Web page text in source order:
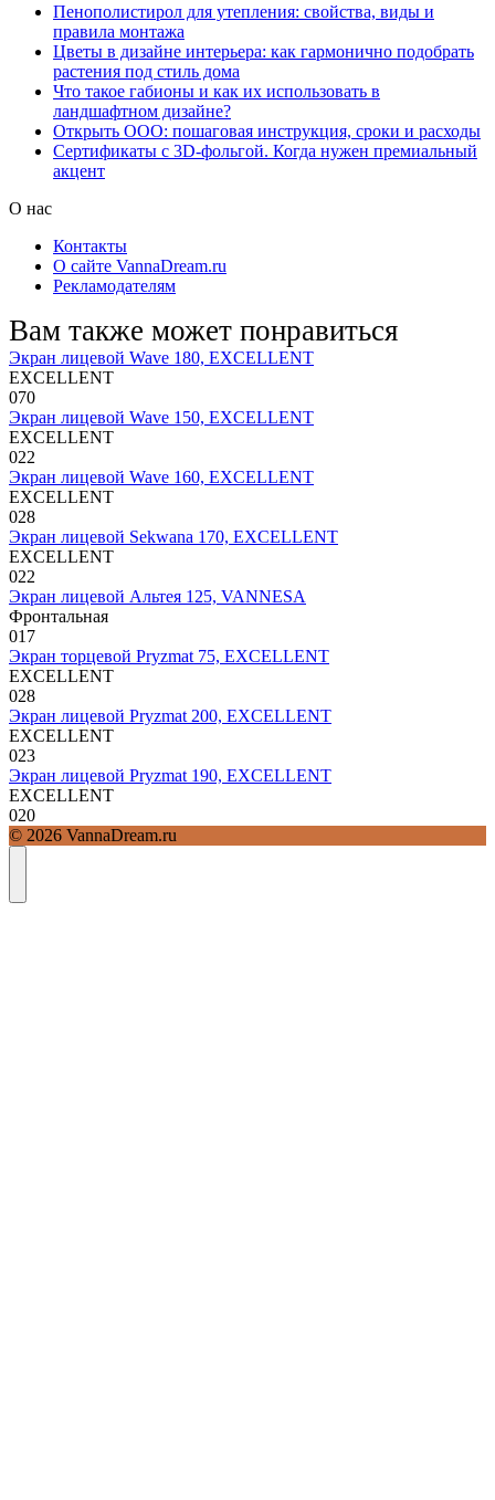
Пенополистирол для утепления: свойства, виды и
правила монтажа
Цветы в дизайне интерьера: как гармонично подобрать
растения под стиль дома
Что такое габионы и как их использовать в
ландшафтном дизайне?
Открыть ООО: пошаговая инструкция, сроки и расходы
Сертификаты с 3D-фольгой. Когда нужен премиальный
акцент
О нас
Контакты
О сайте VannaDream.ru
Рекламодателям
Вам также может понравиться
Экран лицевой Wave 180, EXCELLENT
EXCELLENT
070
Экран лицевой Wave 150, EXCELLENT
EXCELLENT
022
Экран лицевой Wave 160, EXCELLENT
EXCELLENT
028
Экран лицевой Sekwana 170, EXCELLENT
EXCELLENT
022
Экран лицевой Альтея 125, VANNESA
Фронтальная
017
Экран торцевой Pryzmat 75, EXCELLENT
EXCELLENT
028
Экран лицевой Pryzmat 200, EXCELLENT
EXCELLENT
023
Экран лицевой Pryzmat 190, EXCELLENT
EXCELLENT
020
© 2026 VannaDream.ru